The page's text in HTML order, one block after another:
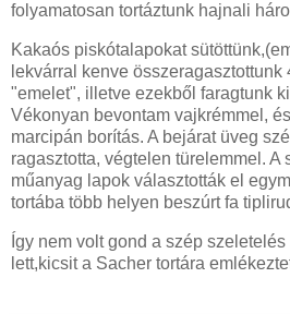
folyamatosan tortáztunk hajnali
Kakaós piskótalapokat
lekvárral kenve
"emelet", illetve ezekből faragtunk
Vékonyan bevontam vajkrémmel,
marcipán borítás. A bejárat üveg
ragasztotta, végtelen türelemmel. A
műanyag lapok választották el
tortába több helyen beszúrt fa
Így nem volt gond a szép
lett,kicsit a Sacher tortára